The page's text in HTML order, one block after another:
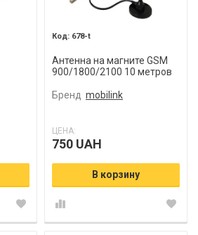
678-t
Антенна на магните GSM
900/1800/2100 10 метров
Бренд mobilink
ЦЕНА:
750 UAH
В корзину